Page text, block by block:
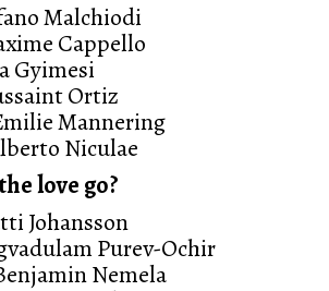
Malchiodi
Cappello
Gyimesi
Ortiz
Mannering
Niculae
love go?
Johansson
Purev-Ochir
Nemela